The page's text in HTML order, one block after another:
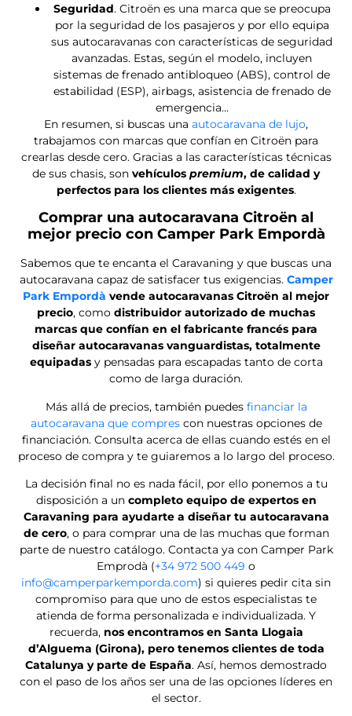
Seguridad. Citroën es una marca que se preocupa
por la seguridad de los pasajeros y por ello equipa
sus autocaravanas con características de seguridad
avanzadas. Estas, según el modelo, incluyen
sistemas de frenado antibloqueo (ABS), control de
estabilidad (ESP), airbags, asistencia de frenado de
emergencia…
En resumen, si buscas una autocaravana de lujo,
trabajamos con marcas que confían en Citroën para
crearlas desde cero. Gracias a las características técnicas
de sus chasis, son vehículos premium, de calidad y
perfectos para los clientes más exigentes.
Comprar una autocaravana Citroën al
mejor precio con Camper Park Empordà
Sabemos que te encanta el Caravaning y que buscas una
autocaravana capaz de satisfacer tus exigencias. Camper
Park Empordà vende autocaravanas Citroën al mejor
precio, como distribuidor autorizado de muchas
marcas que confían en el fabricante francés para
diseñar autocaravanas vanguardistas, totalmente
equipadasy pensadas para escapadas tanto de corta
como de larga duración.
Más allá de precios, también puedes financiar la
autocaravana que comprescon nuestras opciones de
financiación. Consulta acerca de ellas cuando estés en el
proceso de compra y te guiaremos a lo largo del proceso.
La decisión final no es nada fácil, por ello ponemos a tu
disposición a un completo equipo de expertos en
Caravaning para ayudarte a diseñar tu autocaravana
de cero, o para comprar una de las muchas que forman
parte de nuestro catálogo. Contacta ya con Camper Park
Emprodà (+34 972 500 449 o
info@camperparkemporda.com) si quieres pedir cita sin
compromiso para que uno de estos especialistas te
atienda de forma personalizada e individualizada. Y
recuerda, nos encontramos en Santa Llogaia
d’Alguema (Girona), pero tenemos clientes de toda
Catalunya y parte de España. Así, hemos demostrado
con el paso de los años ser una de las opciones líderes en
el sector.